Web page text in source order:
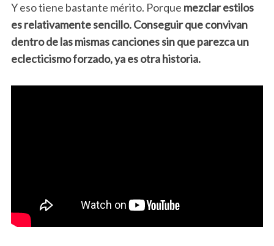
Y eso tiene bastante mérito. Porque mezclar estilos
es relativamente sencillo. Conseguir que convivan
dentro de las mismas canciones sin que parezca un
eclecticismo forzado, ya es otra historia.